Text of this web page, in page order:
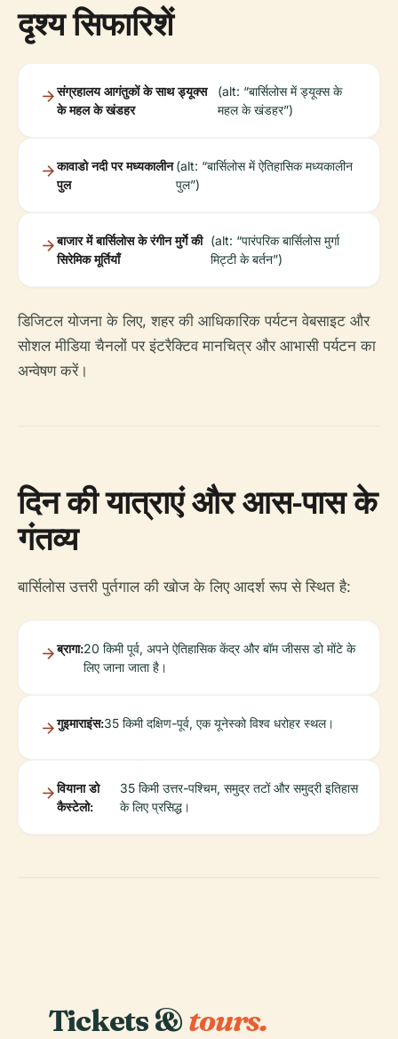
दृश्य सिफारिशें
संग्रहालय आगंतुकों के साथ ड्यूक्स
के महल के खंडहर
(alt: “बार्सिलोस में ड्यूक्स के
महल के खंडहर”)
कावाडो नदी पर मध्यकालीन
पुल
(alt: “बार्सिलोस में ऐतिहासिक मध्यकालीन
पुल”)
बाजार में बार्सिलोस के रंगीन मुर्गे की
सिरेमिक मूर्तियाँ
(alt: “पारंपरिक बार्सिलोस मुर्गा
मिट्टी के बर्तन”)
डिजिटल योजना के लिए, शहर की आधिकारिक पर्यटन वेबसाइट और
सोशल मीडिया चैनलों पर इंटरैक्टिव मानचित्र और आभासी पर्यटन का
अन्वेषण करें।
दिन की यात्राएं और आस-पास के
गंतव्य
बार्सिलोस उत्तरी पुर्तगाल की खोज के लिए आदर्श रूप से स्थित है:
ब्रागा:20 किमी पूर्व, अपने ऐतिहासिक केंद्र और बॉम जीसस डो मोंटे के
लिए जाना जाता है।
गुइमाराइंस:35 किमी दक्षिण-पूर्व, एक यूनेस्को विश्व धरोहर स्थल।
वियाना डो
कैस्टेलो:
35 किमी उत्तर-पश्चिम, समुद्र तटों और समुद्री इतिहास
के लिए प्रसिद्ध।
Tickets &tours.